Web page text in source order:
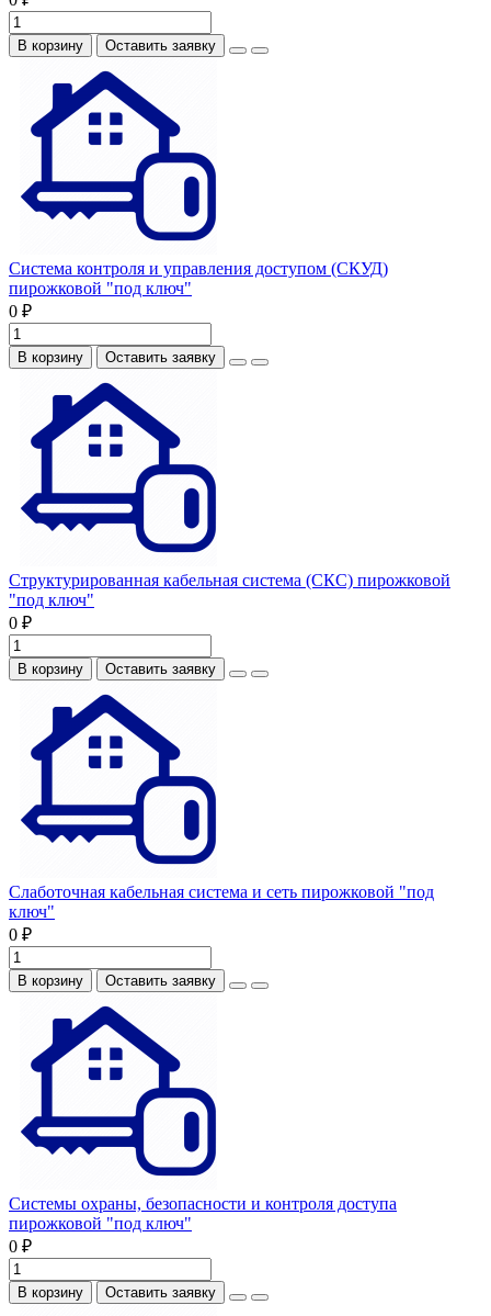
В корзину Оставить заявку
Система контроля и управления доступом (СКУД)
пирожковой "под ключ"
0 ₽
В корзину Оставить заявку
Структурированная кабельная система (СКС) пирожковой
"под ключ"
0 ₽
В корзину Оставить заявку
Слаботочная кабельная система и сеть пирожковой "под
ключ"
0 ₽
В корзину Оставить заявку
Системы охраны, безопасности и контроля доступа
пирожковой "под ключ"
0 ₽
В корзину Оставить заявку